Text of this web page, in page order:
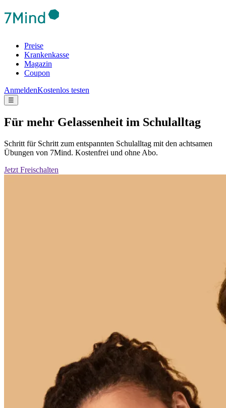
Preise
Krankenkasse
Magazin
Coupon
AnmeldenKostenlos testen
☰
Für mehr Gelassenheit im Schulalltag
Schritt für Schritt zum entspannten Schulalltag mit den achtsamen
Übungen von 7Mind. Kostenfrei und ohne Abo.
Jetzt Freischalten